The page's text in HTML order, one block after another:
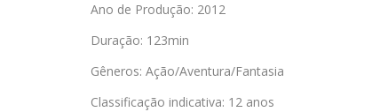
Ano de Produção: 2012
Duração: 123min
Gêneros: Ação/Aventura/Fantasia
Classificação indicativa: 12 anos